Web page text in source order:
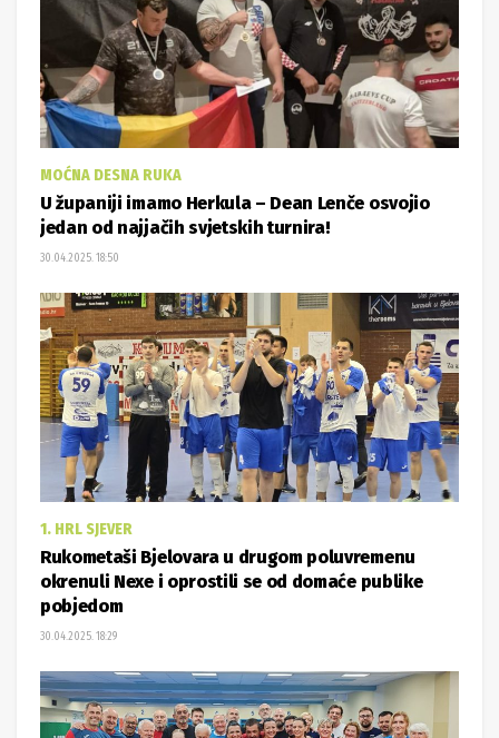
MOĆNA DESNA RUKA
U županiji imamo Herkula – Dean Lenče osvojio
jedan od najjačih svjetskih turnira!
30.04.2025. 18:50
1. HRL SJEVER
Rukometaši Bjelovara u drugom poluvremenu
okrenuli Nexe i oprostili se od domaće publike
pobjedom
30.04.2025. 18:29